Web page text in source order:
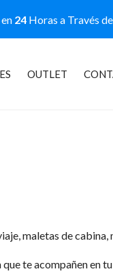
en 24Horas a Través de
OUTLET
maletas de
te acompañen en